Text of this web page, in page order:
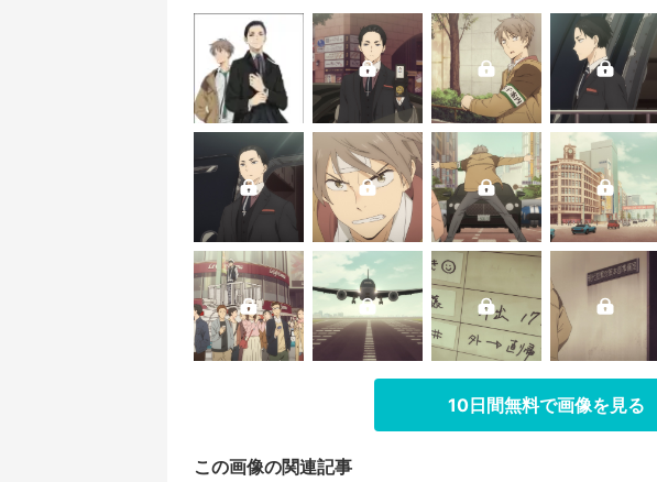
10日間無料で画像を見る
この画像の関連記事